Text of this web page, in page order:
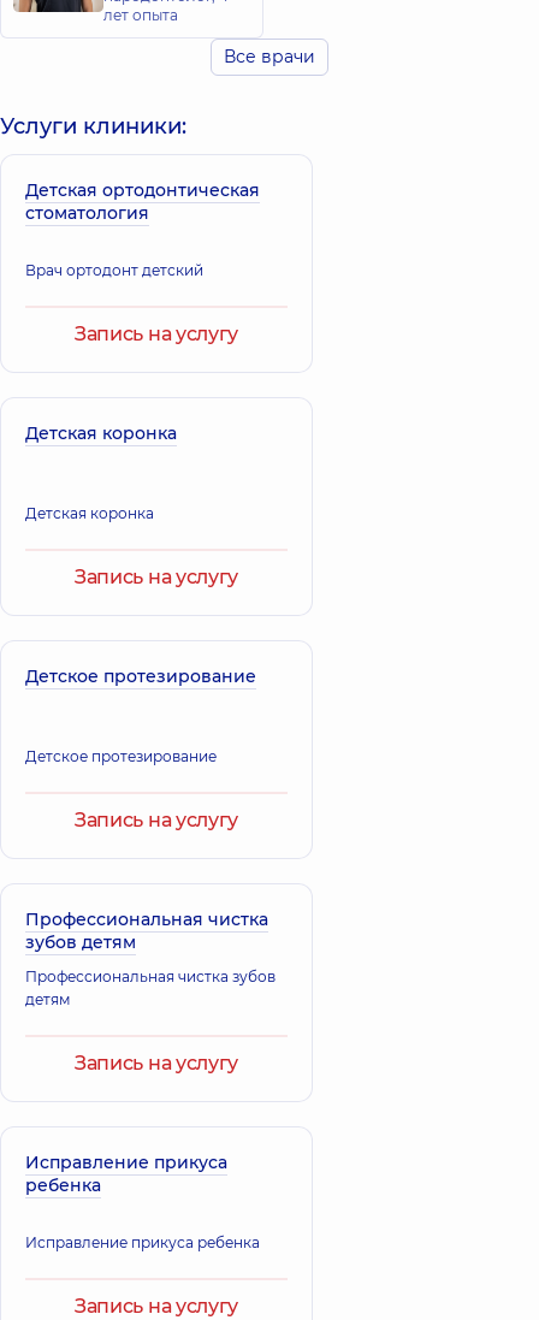
лет опыта
Все врачи
Услуги клиники:
Детская ортодонтическая
стоматология
Врач ортодонт детский
Запись на услугу
Детская коронка
Детская коронка
Запись на услугу
Детское протезирование
Детское протезирование
Запись на услугу
Профессиональная чистка
зубов детям
Профессиональная чистка зубов
детям
Запись на услугу
Исправление прикуса
ребенка
Исправление прикуса ребенка
Запись на услугу